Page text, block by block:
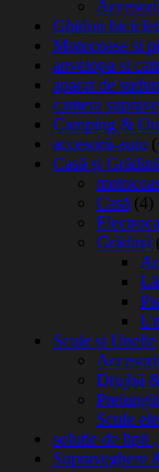
Ghidon
Motocoase si
anvelopa si
aparat de
camera
Camping &
accesorii-auto
Casă și Grădină
Casă (4)
Grădină
Scule și Unelte
Drujbă
Scule
solutie de lipit
Supraveghere